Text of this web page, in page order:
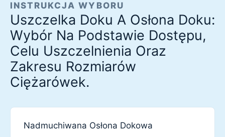
INSTRUKCJA WYBORU
Uszczelka Doku A Osłona Doku:
Wybór Na Podstawie Dostępu,
Celu Uszczelnienia Oraz
Zakresu Rozmiarów
Ciężarówek.
Nadmuchiwana Osłona Dokowa